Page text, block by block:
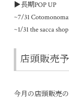
▶長期POP UP
~7/31
~1/31 the sacca
店頭販売
今月の店頭販売